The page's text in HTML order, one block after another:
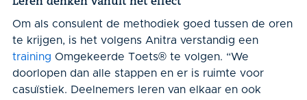
Leren denken vanuit het effect
Om als consulent de methodiek goed tussen de oren
te krijgen, is het volgens Anitra verstandig een
training Omgekeerde Toets®te volgen. “We
doorlopen dan alle stappen en er is ruimte voor
casuïstiek. Deelnemers leren van elkaar en ook